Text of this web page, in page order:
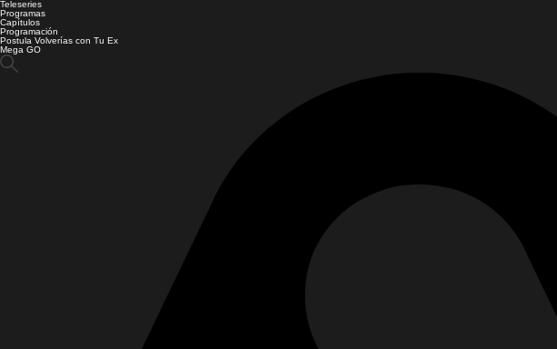
Teleseries
Programas
Capítulos
Programación
Postula Volverías con Tu Ex
Mega GO